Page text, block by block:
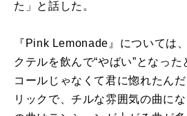
た」と話した。
『Pink Lemonade』については
クテルを飲んで“やばい”となっ
コールじゃなくて君に惚れたん
リックで、チルな雰囲気の曲に